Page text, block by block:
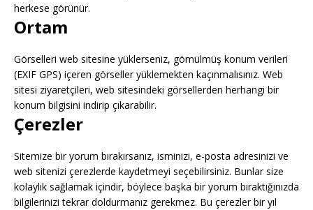
herkese görünür.
Ortam
Görselleri web sitesine yüklerseniz, gömülmüş konum verileri
(EXIF GPS) içeren görseller yüklemekten kaçınmalısınız. Web
sitesi ziyaretçileri, web sitesindeki görsellerden herhangi bir
konum bilgisini indirip çıkarabilir.
Çerezler
Sitemize bir yorum bırakırsanız, isminizi, e-posta adresinizi ve
web sitenizi çerezlerde kaydetmeyi seçebilirsiniz. Bunlar size
kolaylık sağlamak içindir, böylece başka bir yorum bıraktığınızda
bilgilerinizi tekrar doldurmanız gerekmez. Bu çerezler bir yıl